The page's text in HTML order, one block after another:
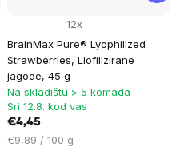
BrainMax Pure® Lyophilized
Strawberries, Liofilizirane
jagode, 45 g
12x
Na skladištu > 5 komada
Sri 12.8. kod vas
€4,45
Cijena
€9,89 / 100 g